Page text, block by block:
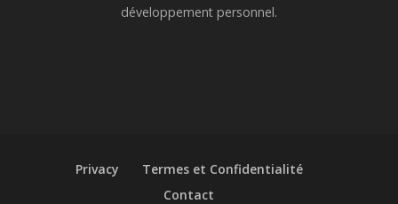
développement personnel.
Privacy
Termes et Confidentialité
Contact